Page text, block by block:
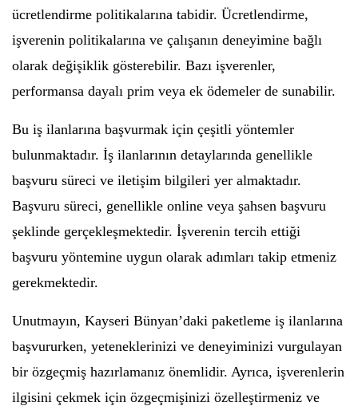
ücretlendirme politikalarına tabidir. Ücretlendirme,
işverenin politikalarına ve çalışanın deneyimine bağlı
olarak değişiklik gösterebilir. Bazı işverenler,
performansa dayalı prim veya ek ödemeler de sunabilir.
Bu iş ilanlarına başvurmak için çeşitli yöntemler
bulunmaktadır. İş ilanlarının detaylarında genellikle
başvuru süreci ve iletişim bilgileri yer almaktadır.
Başvuru süreci, genellikle online veya şahsen başvuru
şeklinde gerçekleşmektedir. İşverenin tercih ettiği
başvuru yöntemine uygun olarak adımları takip etmeniz
gerekmektedir.
Unutmayın, Kayseri Bünyan’daki paketleme iş ilanlarına
başvururken, yeteneklerinizi ve deneyiminizi vurgulayan
bir özgeçmiş hazırlamanız önemlidir. Ayrıca, işverenlerin
ilgisini çekmek için özgeçmişinizi özelleştirmeniz ve